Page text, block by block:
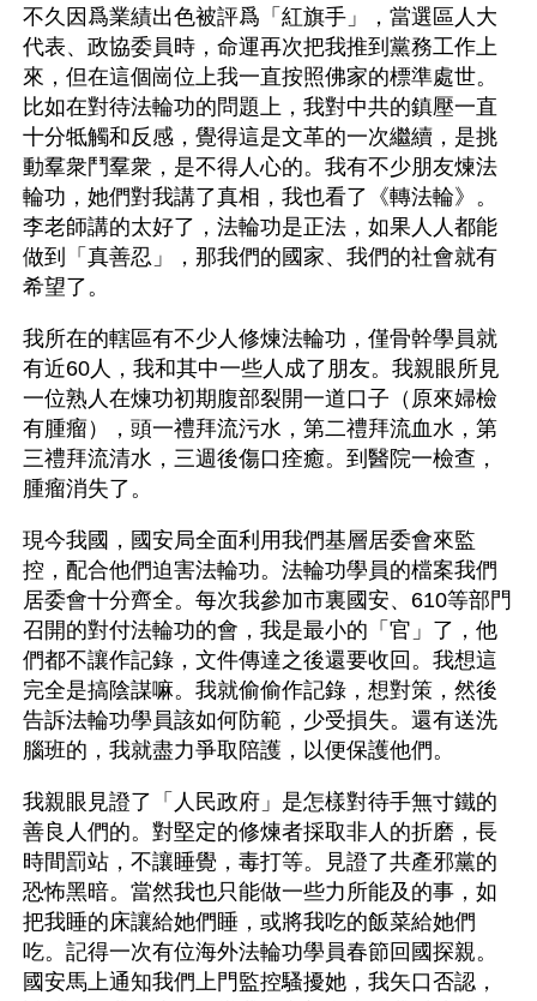
不久因爲業績出色被評爲「紅旗手」，當選區人大
代表、政協委員時，命運再次把我推到黨務工作上
來，但在這個崗位上我一直按照佛家的標準處世。
比如在對待法輪功的問題上，我對中共的鎮壓一直
十分牴觸和反感，覺得這是文革的一次繼續，是挑
動羣衆鬥羣衆，是不得人心的。我有不少朋友煉法
輪功，她們對我講了真相，我也看了《轉法輪》。
李老師講的太好了，法輪功是正法，如果人人都能
做到「真善忍」，那我們的國家、我們的社會就有
希望了。
我所在的轄區有不少人修煉法輪功，僅骨幹學員就
有近60人，我和其中一些人成了朋友。我親眼所見
一位熟人在煉功初期腹部裂開一道口子（原來婦檢
有腫瘤），頭一禮拜流污水，第二禮拜流血水，第
三禮拜流清水，三週後傷口痊癒。到醫院一檢查，
腫瘤消失了。
現今我國，國安局全面利用我們基層居委會來監
控，配合他們迫害法輪功。法輪功學員的檔案我們
居委會十分齊全。每次我參加市裏國安、610等部門
召開的對付法輪功的會，我是最小的「官」了，他
們都不讓作記錄，文件傳達之後還要收回。我想這
完全是搞陰謀嘛。我就偷偷作記錄，想對策，然後
告訴法輪功學員該如何防範，少受損失。還有送洗
腦班的，我就盡力爭取陪護，以便保護他們。
我親眼見證了「人民政府」是怎樣對待手無寸鐵的
善良人們的。對堅定的修煉者採取非人的折磨，長
時間罰站，不讓睡覺，毒打等。見證了共產邪黨的
恐怖黑暗。當然我也只能做一些力所能及的事，如
把我睡的床讓給她們睡，或將我吃的飯菜給她們
吃。記得一次有位海外法輪功學員春節回國探親。
國安馬上通知我們上門監控騷擾她，我矢口否認，